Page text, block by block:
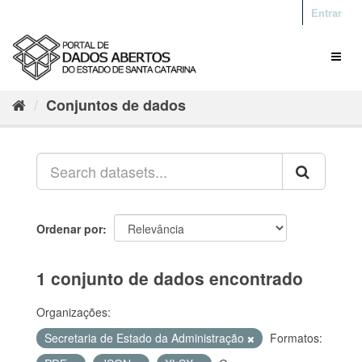
Entrar
Conjuntos de dados
Ordenar por
1 conjunto de dados encontrado
Organizações:
Secretaria de Estado da Administração
Formatos: